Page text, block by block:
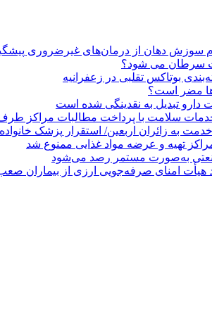
سوزش دهان از درمان‌های غیرضروری
سرطان می شود؟
بوتاکس تقلبی در زعفرانیه
مضر است؟
خدمات سلامت با پرداخت مطالبات مراکز طرف
تهیه و عرضه مواد غذایی ممنوع شد
به‌صورت مستمر رصد می‌شود
هیأت امنای صرفه‌جویی ارزی از بیماران